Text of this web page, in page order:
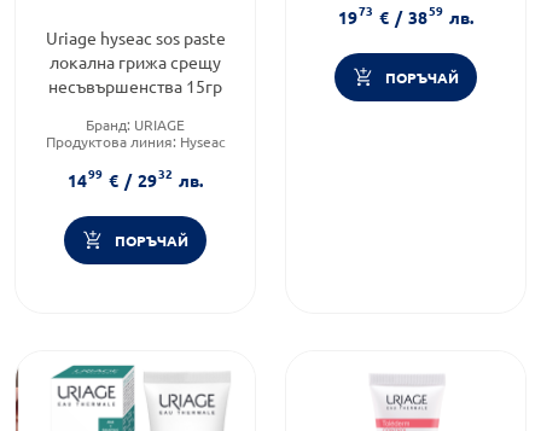
Uriage hyseac sos paste
локална грижа срещу
несъвършенства 15гр
Бранд: URIAGE
Продуктова линия: Hysеac
Дермокозметика
1499 € / 2932 лв.
ПОРЪЧАЙ
Форма на продукта:гел
1973 € / 3859 лв.
ПОРЪЧАЙ